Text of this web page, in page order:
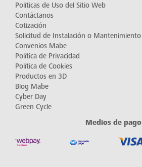
Políticas de Uso del Sitio Web
Contáctanos
Cotización
Solicitud de Instalación o Mantenimiento
Convenios Mabe
Política de Privacidad
Política de Cookies
Productos en 3D
Blog Mabe
Cyber Day
Green Cycle
Medios de pago